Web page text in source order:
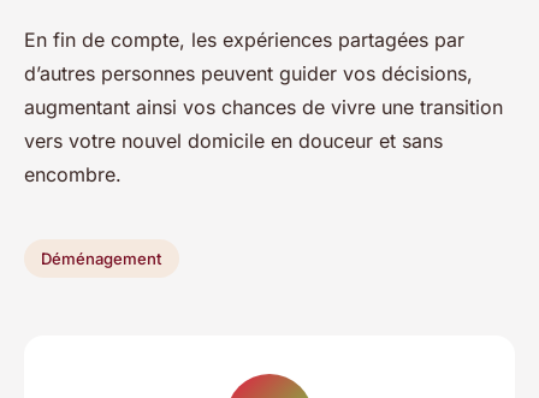
En fin de compte, les expériences partagées par
d’autres personnes peuvent guider vos décisions,
augmentant ainsi vos chances de vivre une transition
vers votre nouvel domicile en douceur et sans
encombre.
Déménagement